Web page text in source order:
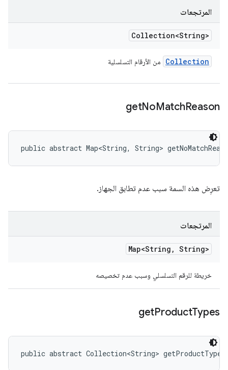
المرتجعات
Collection<String>
Collection من الأرقام التسلسلية
getNoMatchReason
public abstract Map<String, String>
تعرِض هذه السمة سبب عدم تطابق الجهاز.
المرتجعات
Map<String , String>
خريطة للرقم التسلسلي وسبب عدم تخصيصه
getProductTypes
public abstract Collection<String>